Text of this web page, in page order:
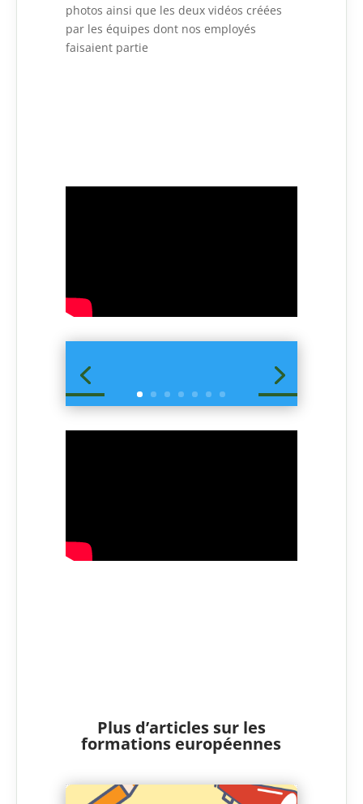
photos ainsi que les deux vidéos créées
par les équipes dont nos employés
faisaient partie
Plus d’articles sur les
formations européennes